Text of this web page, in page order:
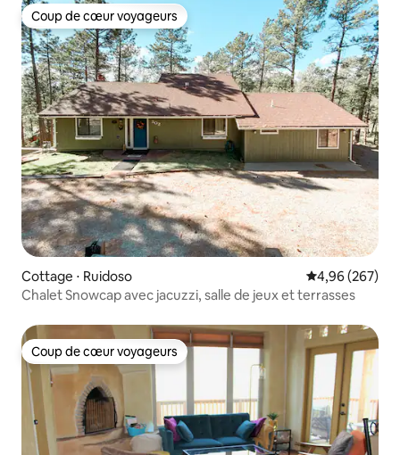
Coup de cœur voyageurs
Coup de cœur voyageurs
Cottage ⋅ Ruidoso Évaluation
4,96 (267)
Chalet Snowcap avec jacuzzi, salle de jeux et terrasses
Coup de cœur voyageurs
Coup de cœur voyageurs